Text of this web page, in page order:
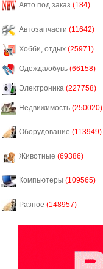
Авто под заказ (184)
Автозапчасти (11642)
Хобби, отдых (25971)
Одежда/обувь (66158)
Электроника (227758)
Недвижимость (250020)
Оборудование (113949)
Животные (69386)
Компьютеры (109565)
Разное (148957)